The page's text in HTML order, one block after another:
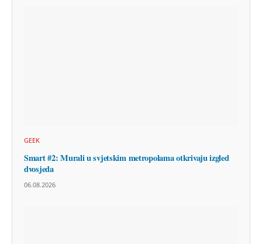
GEEK
Smart #2: Murali u svjetskim metropolama otkrivaju izgled
dvosjeda
06.08.2026